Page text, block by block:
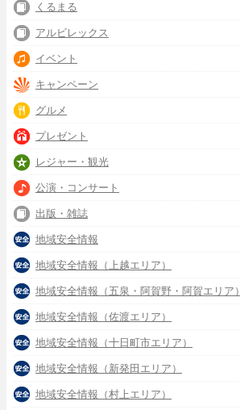
くるまる
アルビレックス
イベント
キャンペーン
グルメ
プレゼント
レジャー・観光
公演・コンサート
出版・雑誌
地域安全情報
地域安全情報（上越エリア）
地域安全情報（五泉・阿賀野・阿賀エリア）
地域安全情報（佐渡エリア）
地域安全情報（十日町市エリア）
地域安全情報（新発田エリア）
地域安全情報（村上エリア）